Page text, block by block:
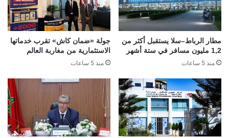
مطار الرباط–سلا يستقبل أكثر من
1,2 مليون مسافر في ستة أشهر
منذ 5 ساعات
جولة «ضمان كاش» تقرب خدماتها
الاستثمارية من مغاربة العالم
منذ 5 ساعات